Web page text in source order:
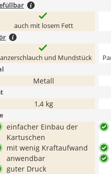
auch mit losem Fett
und Mundstück
Metall
1,4 kg
einfacher Einbau der
Kartuschen
mit wenig Kraftaufwand
anwendbar
guter Druck